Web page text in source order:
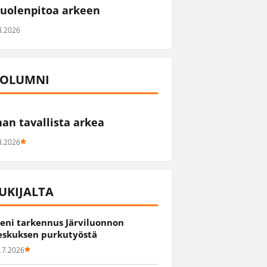
arkeen
tavallista arkea
tarkennus Järviluonnon
purkutyöstä